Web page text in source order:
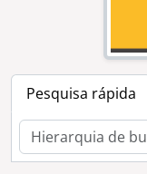
Pesquisa rápida